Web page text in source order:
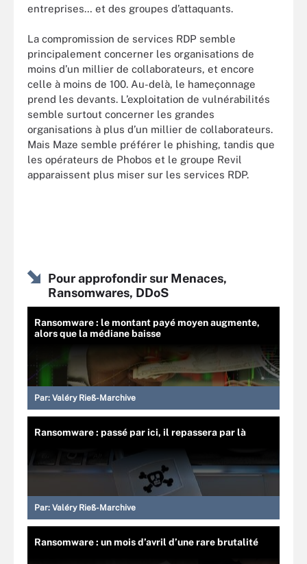
entreprises… et des groupes d’attaquants.
La compromission de services RDP semble
principalement concerner les organisations de
moins d’un millier de collaborateurs, et encore
celle à moins de 100. Au-delà, le hameçonnage
prend les devants. L’exploitation de vulnérabilités
semble surtout concerner les grandes
organisations à plus d’un millier de collaborateurs.
Mais Maze semble préférer le phishing, tandis que
les opérateurs de Phobos et le groupe Revil
apparaissent plus miser sur les services RDP.
Pour approfondir sur Menaces,
Ransomwares, DDoS
Ransomware : le montant payé moyen augmente,
alors que la médiane baisse
Par: Valéry Rieß-Marchive
Ransomware : passé par ici, il repassera par là
Par: Valéry Rieß-Marchive
Ransomware : un mois d’avril d’une rare brutalité